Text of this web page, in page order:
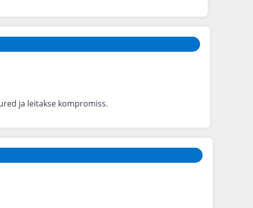
ja leitakse kompromiss.